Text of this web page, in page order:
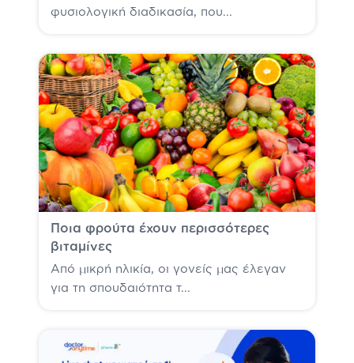
φυσιολογική διαδικασία, που...
Ποια φρούτα έχουν περισσότερες
βιταμίνες
Από μικρή ηλικία, οι γονείς μας έλεγαν
για τη σπουδαιότητα τ...